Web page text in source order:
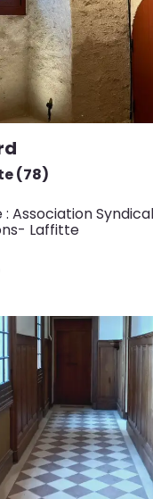
(78)
Association
Laffitte